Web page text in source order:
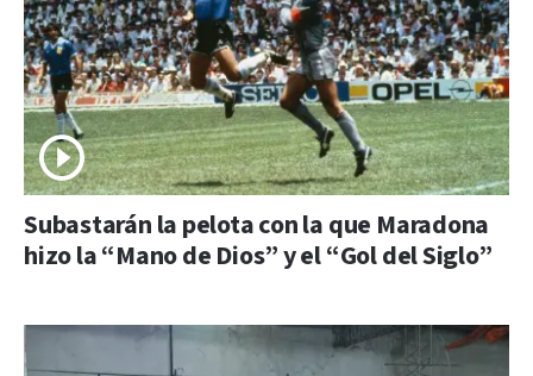
Subastarán la pelota con la que Maradona
hizo la “Mano de Dios” y el “Gol del Siglo”